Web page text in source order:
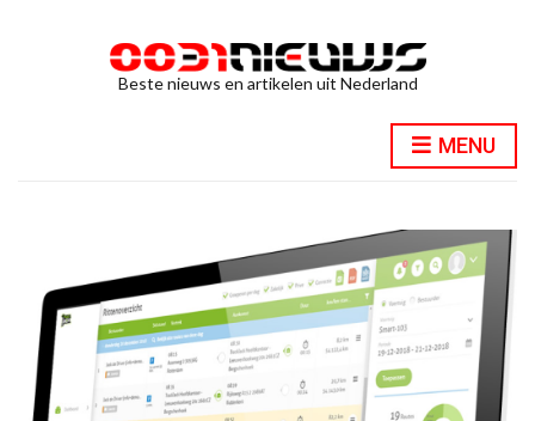
Beste nieuws en artikelen uit Nederland
MENU